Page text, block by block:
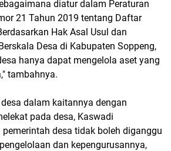
diatur dalam Peraturan
21 Tahun 2019 tentang Daftar
Hak Asal Usul dan
Desa di Kabupaten Soppeng,
hanya dapat mengelola aset yang
tambahnya.
dalam kaitannya dengan
pada desa, Kaswadi
desa tidak boleh diganggu
dan kepengurusannya,